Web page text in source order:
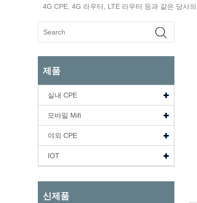
4G CPE, 4G 라우터, LTE 라우터 등과 같은 당사
제품
실내 CPE
모바일 Mifi
야외 CPE
IOT
신제품